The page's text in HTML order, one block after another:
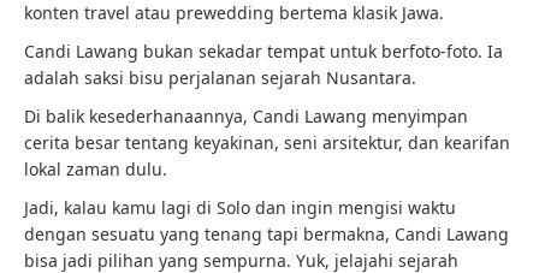
konten travel atau prewedding bertema klasik Jawa.
Candi Lawang bukan sekadar tempat untuk berfoto-foto. Ia
adalah saksi bisu perjalanan sejarah Nusantara.
Di balik kesederhanaannya, Candi Lawang menyimpan
cerita besar tentang keyakinan, seni arsitektur, dan kearifan
lokal zaman dulu.
Jadi, kalau kamu lagi di Solo dan ingin mengisi waktu
dengan sesuatu yang tenang tapi bermakna, Candi Lawang
bisa jadi pilihan yang sempurna. Yuk, jelajahi sejarah